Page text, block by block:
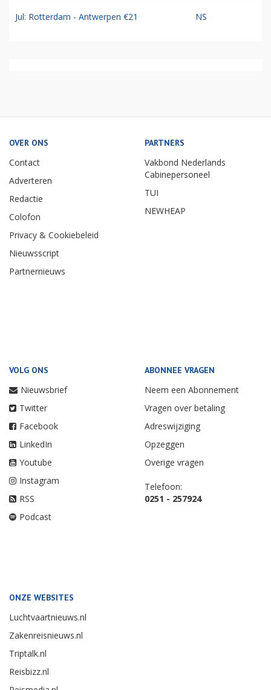
Jul: Rotterdam - Antwerpen €21 NS
OVER ONS
Contact
Adverteren
Redactie
Colofon
Privacy & Cookiebeleid
Nieuwsscript
Partnernieuws
PARTNERS
Vakbond Nederlands
Cabinepersoneel
TUI
NEWHEAP
VOLG ONS
Nieuwsbrief
Twitter
Facebook
LinkedIn
Youtube
Instagram
RSS
Podcast
ABONNEE VRAGEN
Neem een Abonnement
Vragen over betaling
Adreswijziging
Opzeggen
Overige vragen
Telefoon:
0251 - 257924
ONZE WEBSITES
Luchtvaartnieuws.nl
Zakenreisnieuws.nl
Triptalk.nl
Reisbizz.nl